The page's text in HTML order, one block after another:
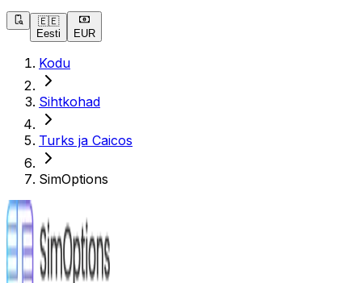
🇪🇪
Eesti
EUR
Kodu
Sihtkohad
Turks ja Caicos
SimOptions